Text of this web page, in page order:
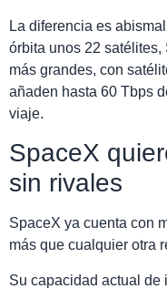
La diferencia es
órbita unos 22
más grandes, con
añaden hasta 60 Tbps
viaje.
SpaceX
sin rivales
SpaceX ya cuenta con
más que cualquier otra
Su capacidad actual de